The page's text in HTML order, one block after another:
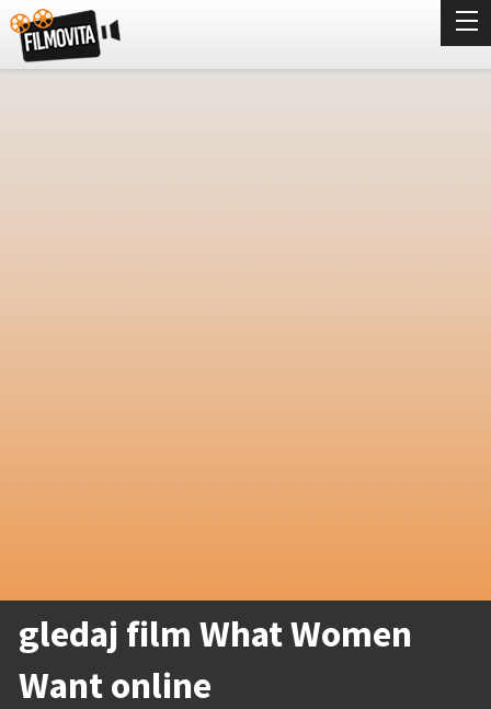
gledaj film What Women
Want online